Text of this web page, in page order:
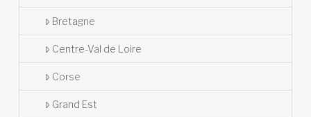
Bretagne
Centre-Val de Loire
Corse
Grand Est